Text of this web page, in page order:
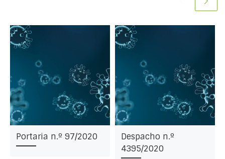
Portaria n.º 97/2020
Despacho n.º
4395/2020